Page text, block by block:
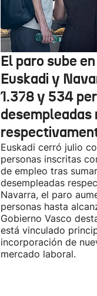
El paro sube
Euskadi y
1.378 y 534
desempleadas
Euskadi cerró julio
personas inscritas
de empleo tras
desempleadas
Navarra, el paro
personas hasta
Gobierno Vasco
está vinculado
incorporación de
mercado laboral.